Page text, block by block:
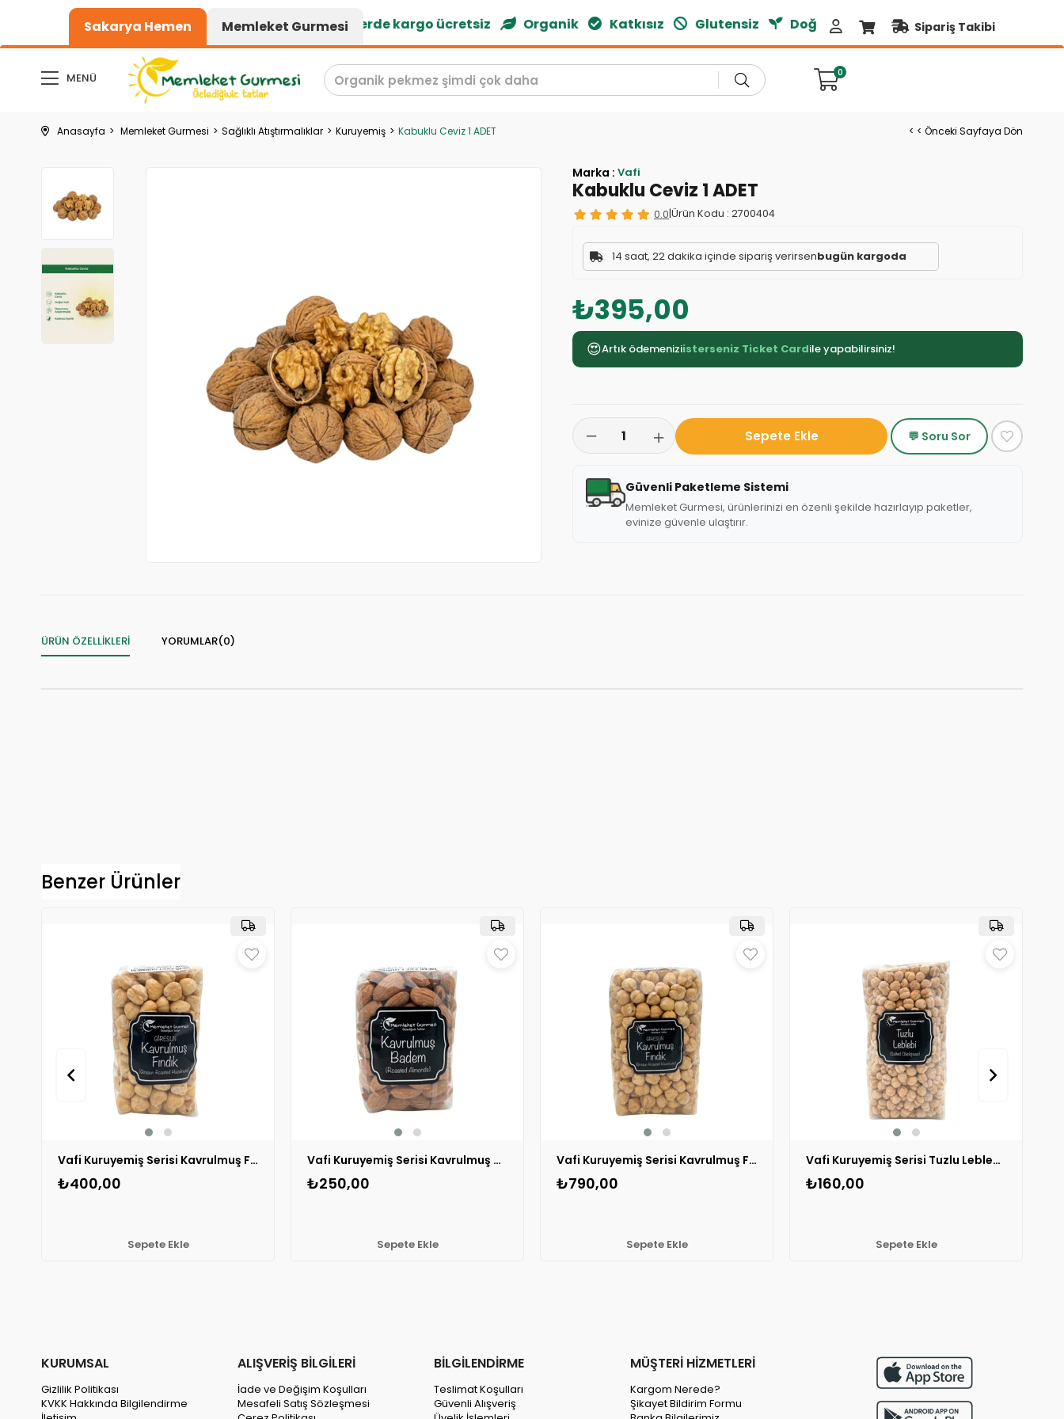
Sakarya Hemen Memleket Gurmesi
1000₺ üzeri alışverişlerde kargo ücretsiz Organik Katkısız Glutensiz Doğal Ürünler Sipariş Takibi
MENÜ 0
Anasayfa Memleket Gurmesi Sağlıklı Atıştırmalıklar Kuruyemiş Kabuklu Ceviz 1 ADET < < Önceki Sayfaya Dön
Kabuklu Ceviz 1 ADET
0.0|Ürün Kodu : 2700404
14 saat, 22 dakika içinde sipariş verirsenbugün kargoda
₺395,00
Marka : Vafi
😍Artık ödemeniziisterseniz Ticket Cardile yapabilirsiniz!
💬 Soru Sor
Güvenli Paketleme Sistemi
Memleket Gurmesi, ürünlerinizi en özenli şekilde hazırlayıp paketler,
evinize güvenle ulaştırır.
ÜRÜN ÖZELLIKLERI YORUMLAR(0)
Benzer Ürünler
Vafi Kuruyemiş Serisi Kavrulmuş Fındık İçi 200 gr 1 ADET
₺400,00
Sepete Ekle
Vafi Kuruyemiş Serisi Kavrulmuş Badem 200 gr 1 ADET
₺250,00
Sepete Ekle
Vafi Kuruyemiş Serisi Kavrulmuş Fındık İçi 400 gr 1 ADET
₺790,00
Sepete Ekle
Vafi Kuruyemiş Serisi Tuzlu Leblebi 400 gr 1 ADET
₺160,00
Sepete Ekle
KURUMSAL
Gizlilik Politikası
KVKK Hakkında Bilgilendirme
ALIŞVERİŞ BİLGİLERİ
İade ve Değişim Koşulları
Mesafeli Satış Sözleşmesi
BİLGİLENDİRME
Teslimat Koşulları
Güvenli Alışveriş
MÜŞTERİ HİZMETLERİ
Kargom Nerede?
Şikayet Bildirim Formu